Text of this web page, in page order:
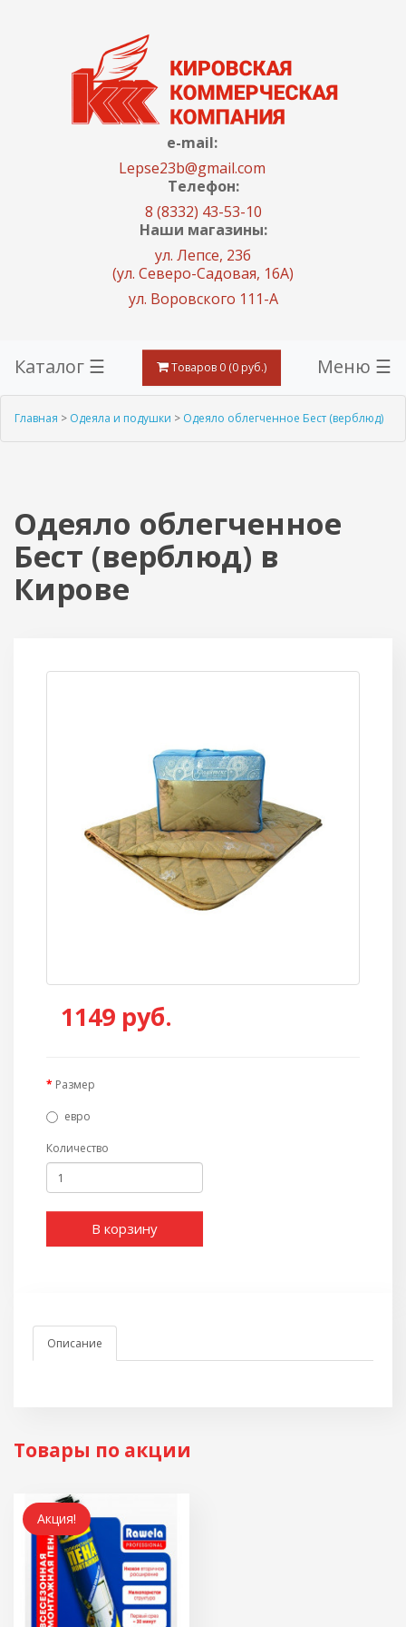
e-mail:
Lepse23b@gmail.com
Телефон:
8 (8332) 43-53-10
Наши магазины:
ул. Лепсе, 23б
(ул. Северо-Садовая, 16А)
ул. Воровского 111-А
Каталог ☰ Товаров 0 (0 руб.) Меню ☰
Главная > Одеяла и подушки > Одеяло облегченное Бест (верблюд)
Одеяло облегченное
Бест (верблюд) в
Кирове
1149 руб.
Размер
евро
Количество
В корзину
Описание
Товары по акции
Акция!